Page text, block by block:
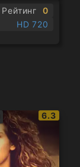
Рейтинг
0
HD 720
IMDb
6.3